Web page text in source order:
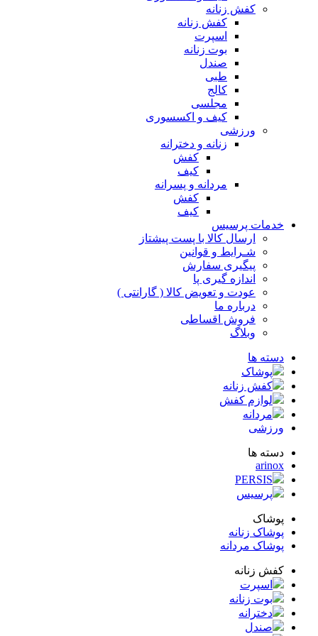
کفش زنانه
کفش زنانه
اسپرت
بوت زنانه
مجلسی
کیف و اکسسوری
ورزشی
زنانه و دخترانه
مردانه و پسرانه
پرسیس
ارسال کالا با پست پیشتاز
شـرایط و قوانین
پیگیری سفارش
اندازه گیری پا
عودت و تعویض کالا ( گارانتی )
درباره ما
فروش اقساطی
ها
پوشاک
کفش زنانه
لوازم کفش
مردانه
ها
PERSIS
پرسیس
زنانه
مردانه
زنانه
اسپرت
بوت زنانه
دخترانه
صندل